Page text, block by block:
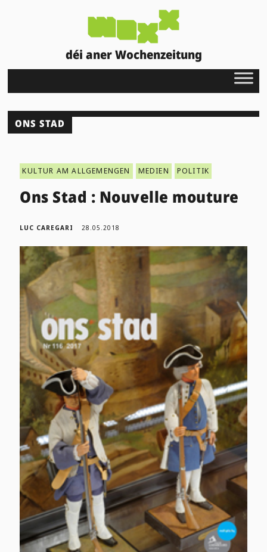
déi aner Wochenzeitung
ONS STAD
KULTUR AM ALLGEMENGEN MEDIEN POLITIK
Ons Stad : Nouvelle mouture
LUC CAREGARI 28.05.2018